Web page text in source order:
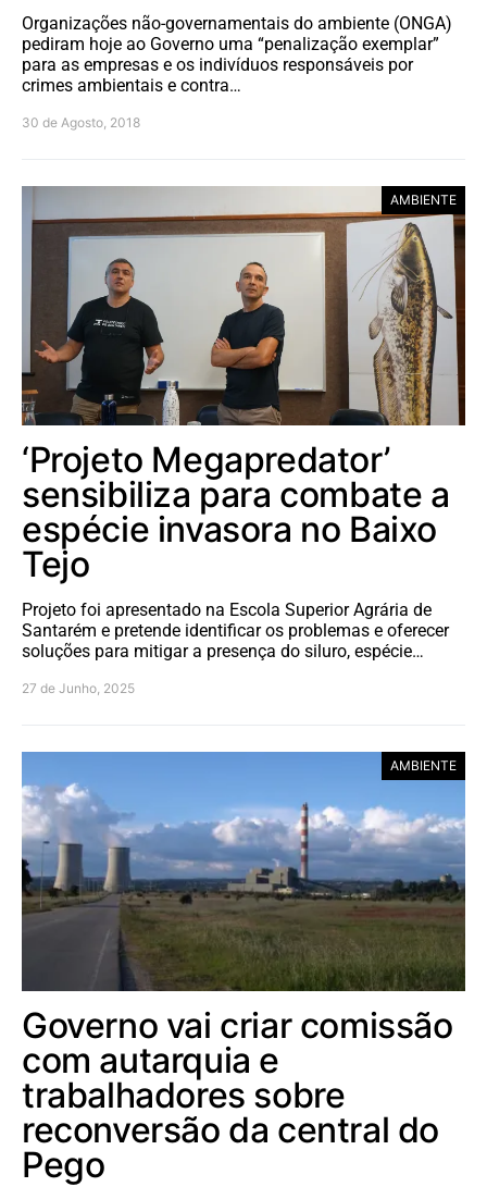
Organizações não-governamentais do ambiente (ONGA)
pediram hoje ao Governo uma “penalização exemplar”
para as empresas e os indivíduos responsáveis por
crimes ambientais e contra…
30 de Agosto, 2018
AMBIENTE
‘Projeto Megapredator’
sensibiliza para combate a
espécie invasora no Baixo
Tejo
Projeto foi apresentado na Escola Superior Agrária de
Santarém e pretende identificar os problemas e oferecer
soluções para mitigar a presença do siluro, espécie…
27 de Junho, 2025
AMBIENTE
Governo vai criar comissão
com autarquia e
trabalhadores sobre
reconversão da central do
Pego